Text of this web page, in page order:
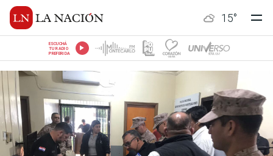
15°
ESCUCHÁ
TU RADIO
PREFERIDA